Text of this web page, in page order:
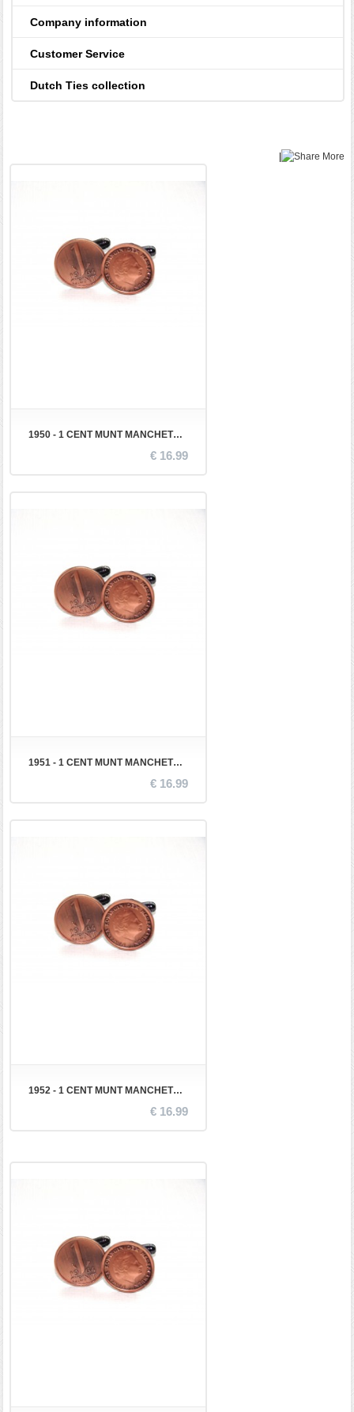
Company information
Customer Service
Dutch Ties collection
More
1950 - 1 CENT MUNT MANCHETKNOPEN
€ 16.99
1951 - 1 CENT MUNT MANCHETKNOPEN
€ 16.99
1952 - 1 CENT MUNT MANCHETKNOPEN
€ 16.99